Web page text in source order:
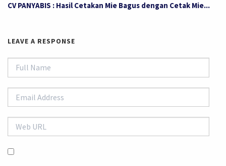
CV PANYABIS : Hasil Cetakan Mie Bagus dengan Cetak Mie...
LEAVE A RESPONSE